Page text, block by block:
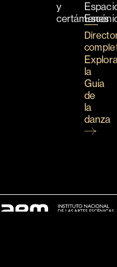
y
certámenes
la
Guía
de
la
danza